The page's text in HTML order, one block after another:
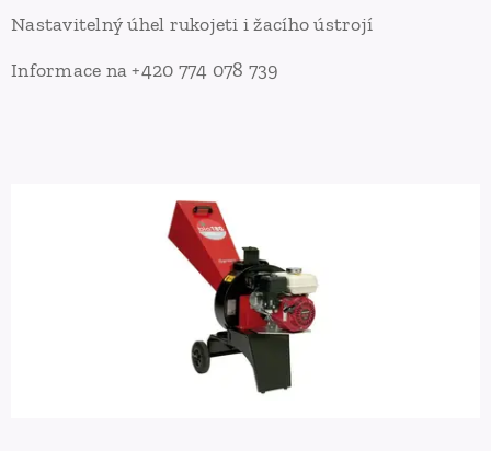
Nastavitelný úhel rukojeti i žacího ústrojí
Informace na +420 774 078 739